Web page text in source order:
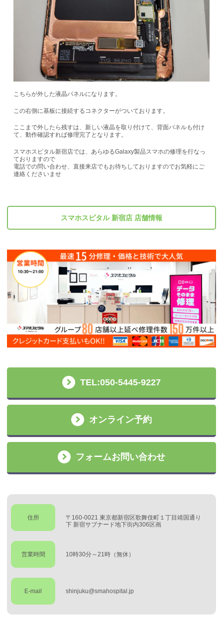
こちらが外した液晶パネルになります。
この右側に基板に接続するコネクターがついております。
ここまで外したら残すは、新しい液晶を取り付けて、背面パネルも付け
て、動作確認すれば修理完了となります。
スマホスピタル新宿店では、あらゆるGalaxy製品スマホの修理を行なっ
ておりますので
電話での問い合わせ、直接来店でもお待ちしておりますのでお気軽にご
連絡くださいませ
スマホスピタル 新宿店 店舗情報
TEL:050-5445-9227
オンライン予約
フォームお問い合わせ
住所
〒160-0021 東京都新宿区歌舞伎町１丁目靖国通り
下 新宿サブナード地下街内306区画
営業時間 10時30分～21時（無休）
E-mail shinjuku@smahospital.jp